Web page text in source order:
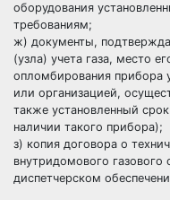
оборудования
требованиям;
ж) документы,
(узла) учета газа, место
опломбирования прибора
или организацией,
также установленный
наличии такого прибора);
з) копия договора о
внутридомового
диспетчерском